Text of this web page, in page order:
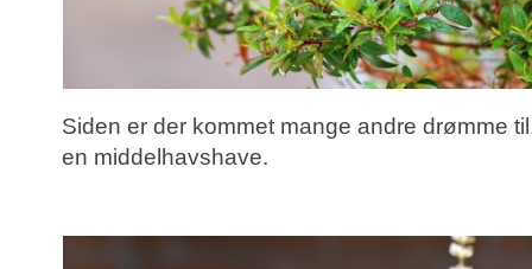
Siden er der kommet mange andre drømme
en middelhavshave.